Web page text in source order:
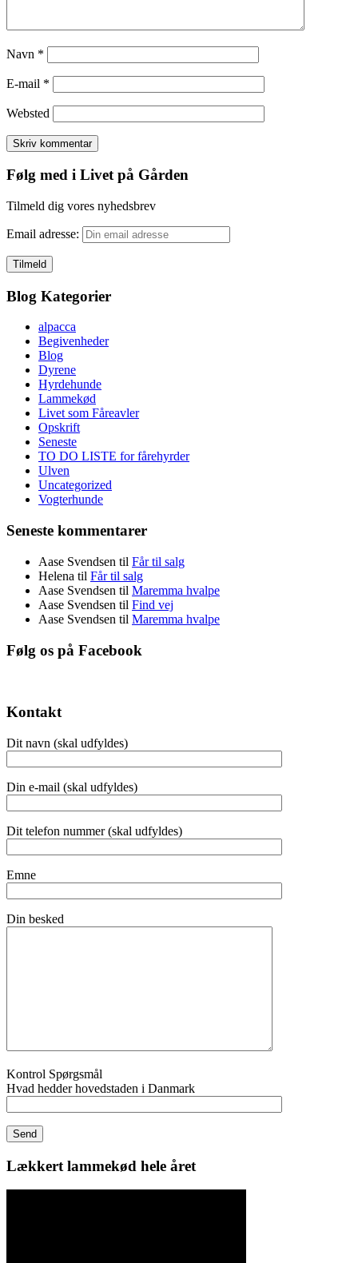
Navn *
E-mail *
Websted
Følg med i Livet på Gården
Tilmeld dig vores nyhedsbrev
Email adresse:
Blog Kategorier
alpacca
Begivenheder
Blog
Dyrene
Hyrdehunde
Lammekød
Livet som Fåreavler
Opskrift
Seneste
TO DO LISTE for fårehyrder
Ulven
Uncategorized
Vogterhunde
Seneste kommentarer
Aase Svendsen til Får til salg
Helena til Får til salg
Aase Svendsen til Maremma hvalpe
Aase Svendsen til Find vej
Aase Svendsen til Maremma hvalpe
Følg os på Facebook
Kontakt
Dit navn (skal udfyldes)
Din e-mail (skal udfyldes)
Dit telefon nummer (skal udfyldes)
Emne
Din besked
Kontrol Spørgsmål
Hvad hedder hovedstaden i Danmark
Lækkert lammekød hele året